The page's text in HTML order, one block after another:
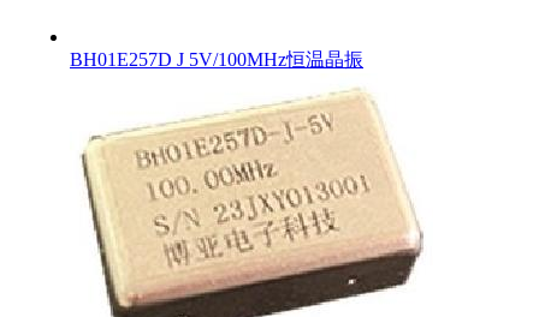
BH01E257D J 5V/100MHz恒温晶振